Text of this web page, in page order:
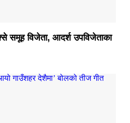
समूह विजेता, आदर्श उपविजेताका